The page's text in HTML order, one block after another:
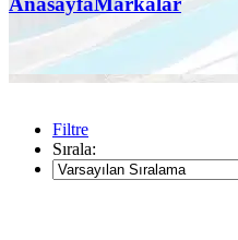
Filtre
Sırala: